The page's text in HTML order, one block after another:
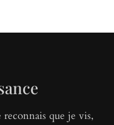
que je vis,